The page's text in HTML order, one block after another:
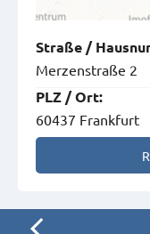
Straße /
Merzenstraße 2
PLZ /Ort:
60437 Frankfurt